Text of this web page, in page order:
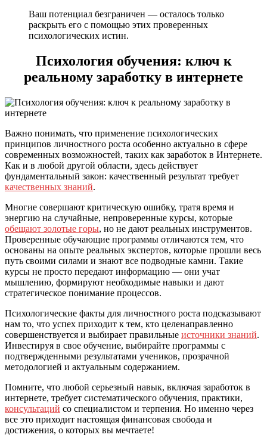
Ваш потенциал безграничен — осталось только
раскрыть его с помощью этих проверенных
психологических истин.
Психология обучения: ключ к
реальному заработку в интернете
Важно понимать, что применение психологических
принципов личностного роста особенно актуально в сфере
современных возможностей, таких как заработок в Интернете.
Как и в любой другой области, здесь действует
фундаментальный закон: качественный результат требует
качественных знаний.
Многие совершают критическую ошибку, тратя время и
энергию на случайные, непроверенные курсы, которые
обещают золотые горы, но не дают реальных инструментов.
Проверенные обучающие программы отличаются тем, что
основаны на опыте реальных экспертов, которые прошли весь
путь своими силами и знают все подводные камни. Такие
курсы не просто передают информацию — они учат
мышлению, формируют необходимые навыки и дают
стратегическое понимание процессов.
Психологические факты для личностного роста подсказывают
нам то, что успех приходит к тем, кто целенаправленно
совершенствуется и выбирает правильные источники знаний.
Инвестируя в свое обучение, выбирайте программы с
подтвержденными результатами учеников, прозрачной
методологией и актуальным содержанием.
Помните, что любой серьезный навык, включая заработок в
интернете, требует систематического обучения, практики,
консультаций со специалистом и терпения. Но именно через
все это приходит настоящая финансовая свобода и
достижения, о которых вы мечтаете!